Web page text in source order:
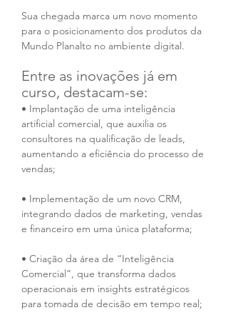
Sua chegada marca um novo momento
para o posicionamento dos produtos da
Mundo Planalto no ambiente digital.
Entre as inovações já em
curso, destacam-se:
• Implantação de uma inteligência
artificial comercial, que auxilia os
consultores na qualificação de leads,
aumentando a eficiência do processo de
vendas;
• Implementação de um novo CRM,
integrando dados de marketing, vendas
e financeiro em uma única plataforma;
• Criação da área de “Inteligência
Comercial”, que transforma dados
operacionais em insights estratégicos
para tomada de decisão em tempo real;